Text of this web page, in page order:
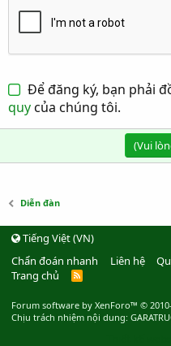
Để đăng ký, bạn phải
quycủa chúng tôi.
(Vui
Diễn đàn
Tiếng Việt (VN)
Chẩn đoán nhanh
Liên hệ
Trang chủ
R
Forum software by XenForo™ ©
Chịu trách nhiệm nội dung: